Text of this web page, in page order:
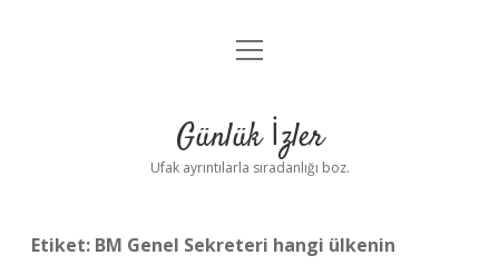
Anasayfa
Yasal Uyarı
menüyü
Günlük İzler
Ufak ayrıntılarla sıradanlığı boz.
Etiket: BM Genel Sekreteri hangi ülkenin